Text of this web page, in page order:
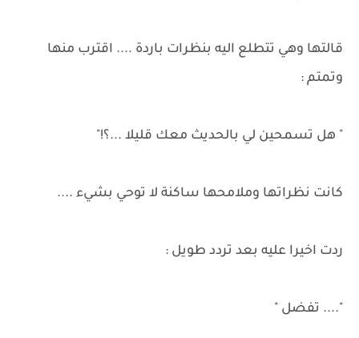
قالتها وهي تتطلع اليه بنظرات باردة .... اقترب منها
وتمتم :
" هل تسمحين لي بالحديث معك قليلا ...؟!"
كانت نظراتها وملامحها ساكنة لا توحي بشيء ....
ردت اخيرا عليه بعد تردد طويل :
".... تفضل "